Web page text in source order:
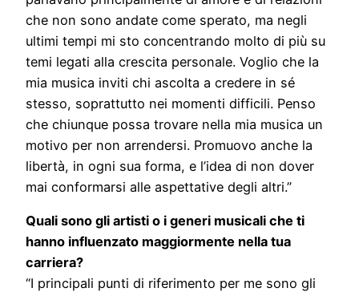
che non sono andate come sperato, ma negli
ultimi tempi mi sto concentrando molto di più su
temi legati alla crescita personale. Voglio che la
mia musica inviti chi ascolta a credere in sé
stesso, soprattutto nei momenti difficili. Penso
che chiunque possa trovare nella mia musica un
motivo per non arrendersi. Promuovo anche la
libertà, in ogni sua forma, e l’idea di non dover
mai conformarsi alle aspettative degli altri.”
Quali sono gli artisti o i generi musicali che ti
hanno influenzato maggiormente nella tua
carriera?
“I principali punti di riferimento per me sono gli